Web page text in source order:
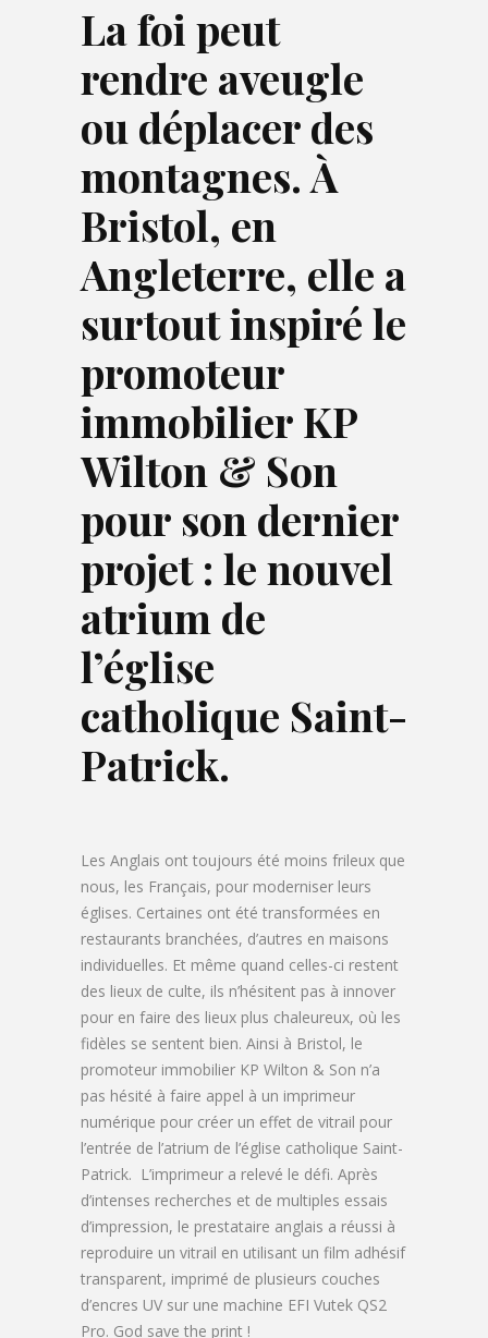
La foi peut
rendre aveugle
ou déplacer des
montagnes. À
Bristol, en
Angleterre, elle a
surtout inspiré le
promoteur
immobilier KP
Wilton & Son
pour son dernier
projet : le nouvel
atrium de
l’église
catholique Saint-
Patrick.
Les Anglais ont toujours été moins frileux que
nous, les Français, pour moderniser leurs
églises. Certaines ont été transformées en
restaurants branchées, d’autres en maisons
individuelles. Et même quand celles-ci restent
des lieux de culte, ils n’hésitent pas à innover
pour en faire des lieux plus chaleureux, où les
fidèles se sentent bien. Ainsi à Bristol, le
promoteur immobilier KP Wilton & Son n’a
pas hésité à faire appel à un imprimeur
numérique pour créer un effet de vitrail pour
l’entrée de l’atrium de l’église catholique Saint-
Patrick. L’imprimeur a relevé le défi. Après
d’intenses recherches et de multiples essais
d’impression, le prestataire anglais a réussi à
reproduire un vitrail en utilisant un film adhésif
transparent, imprimé de plusieurs couches
d’encres UV sur une machine EFI Vutek QS2
Pro. God save the print !